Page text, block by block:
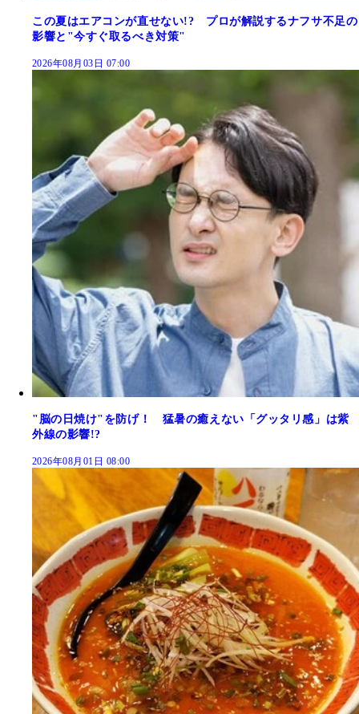
この夏はエアコンが直せない!? プロが解説するナフサ不足の
影響と"今すぐ取るべき対策"
2026年08月03日 07:00
"脳の日焼け"を防げ！ 猛暑の癒えない「グッタリ感」は紫
外線の影響!?
2026年08月01日 08:00